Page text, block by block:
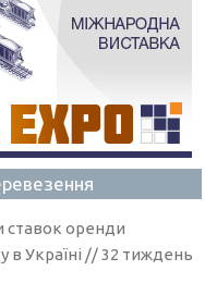
ставок оренди
в Україні // 32 тиждень